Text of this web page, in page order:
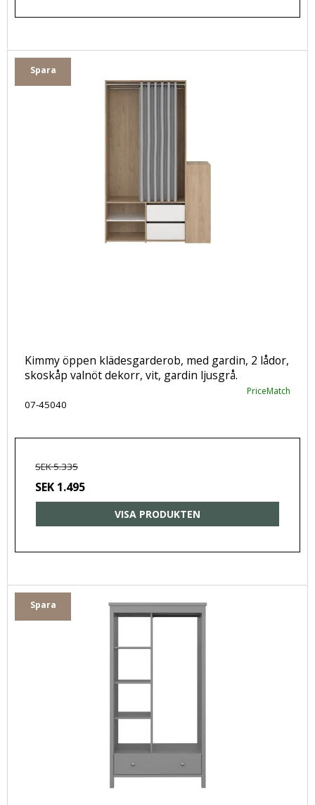
Spara
Kimmy öppen klädesgarderob, med gardin, 2 lådor,
skoskåp valnöt dekorr, vit, gardin ljusgrå.
PriceMatch
07-45040
SEK 5.335
SEK 1.495
VISA PRODUKTEN
Spara